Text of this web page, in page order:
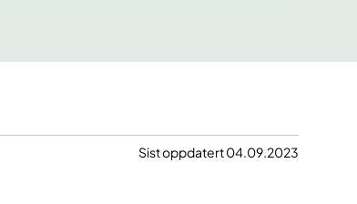
Sist oppdatert 04.09.2023